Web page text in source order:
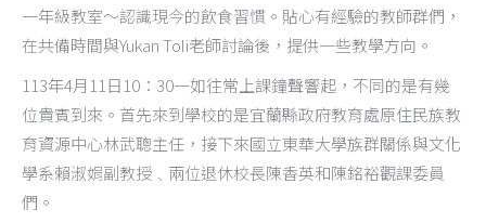
一年級教室～認識現今的飲食習慣。貼心有經驗的教師群們，
在共備時間與Yukan Toli老師討論後，提供一些教學方向。
113年4月11日10：30一如往常上課鐘聲響起，不同的是有幾
位貴賓到來。首先來到學校的是宜蘭縣政府教育處原住民族教
育資源中心林武聰主任，接下來國立東華大學族群關係與文化
學系賴淑娟副教授﹑兩位退休校長陳香英和陳銘裕觀課委員
們。